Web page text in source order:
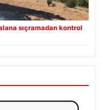
sıçramadan kontrol